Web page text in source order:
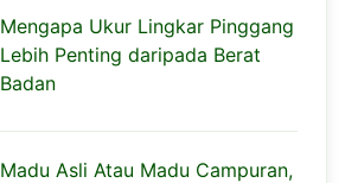
Mengapa Ukur Lingkar Pinggang
Lebih Penting daripada Berat
Badan
Madu Asli Atau Madu Campuran,